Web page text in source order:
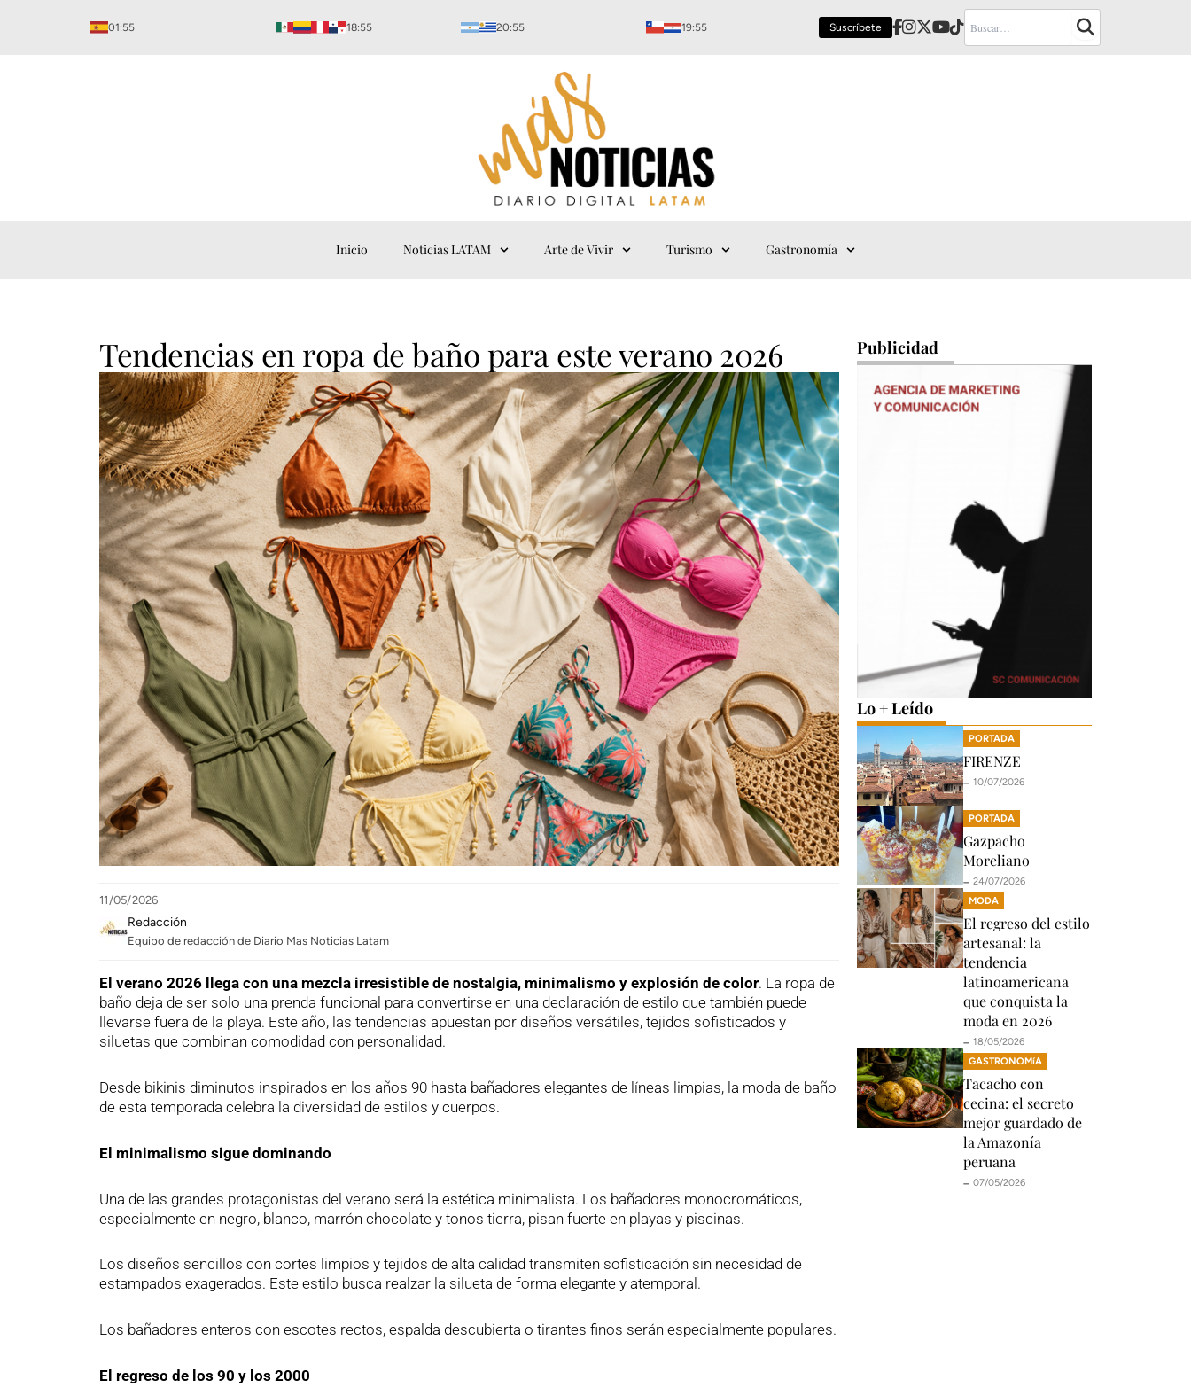
01:55 18:55 20:55 19:55 Suscríbete
Inicio Noticias LATAM Arte de Vivir Turismo Gastronomía
Tendencias en ropa de baño para este verano 2026
11/05/2026
Redacción
Equipo de redacción de Diario Mas Noticias Latam
El verano 2026 llega con una mezcla irresistible de nostalgia, minimalismo y explosión de color. La ropa de
baño deja de ser solo una prenda funcional para convertirse en una declaración de estilo que también puede
llevarse fuera de la playa. Este año, las tendencias apuestan por diseños versátiles, tejidos sofisticados y
siluetas que combinan comodidad con personalidad.
Desde bikinis diminutos inspirados en los años 90 hasta bañadores elegantes de líneas limpias, la moda de baño
de esta temporada celebra la diversidad de estilos y cuerpos.
El minimalismo sigue dominando
Una de las grandes protagonistas del verano será la estética minimalista. Los bañadores monocromáticos,
especialmente en negro, blanco, marrón chocolate y tonos tierra, pisan fuerte en playas y piscinas.
Los diseños sencillos con cortes limpios y tejidos de alta calidad transmiten sofisticación sin necesidad de
estampados exagerados. Este estilo busca realzar la silueta de forma elegante y atemporal.
Los bañadores enteros con escotes rectos, espalda descubierta o tirantes finos serán especialmente populares.
El regreso de los 90 y los 2000
Publicidad
Lo + Leído
PORTADA
FIRENZE
🗕️ 10/07/2026
PORTADA
Gazpacho
Moreliano
🗕️ 24/07/2026
MODA
El regreso del estilo
artesanal: la
tendencia
latinoamericana
que conquista la
moda en 2026
🗕️ 18/05/2026
GASTRONOMíA
Tacacho con
cecina: el secreto
mejor guardado de
la Amazonía
peruana
🗕️ 07/05/2026